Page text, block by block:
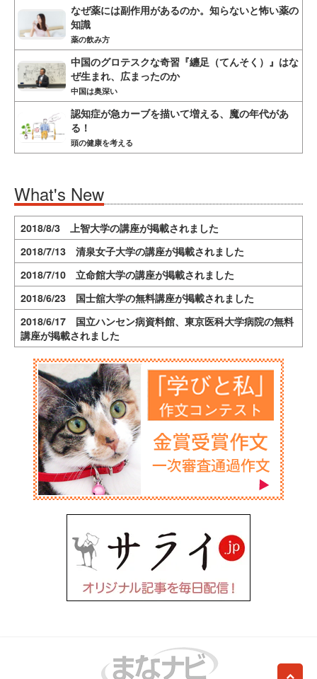
なぜ薬には副作用があるのか。知らないと怖い薬の
知識
薬の飲み方
中国のグロテスクな奇習『纏足（てんそく）』はな
ぜ生まれ、広まったのか
中国は奥深い
認知症が急カーブを描いて増える、魔の年代があ
る！
頭の健康を考える
What's New
2018/8/3 上智大学の講座が掲載されました
2018/7/13 清泉女子大学の講座が掲載されました
2018/7/10 立命館大学の講座が掲載されました
2018/6/23 国士舘大学の無料講座が掲載されました
2018/6/17 国立ハンセン病資料館、東京医科大学病院の無料
講座が掲載されました